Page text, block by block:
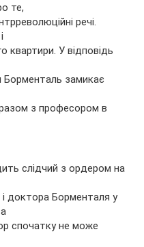
те,
речі.
квартири. У відповідь
Борменталь замикає
разом з професором в
слідчий з ордером на
доктора Борменталя у
спочатку не може